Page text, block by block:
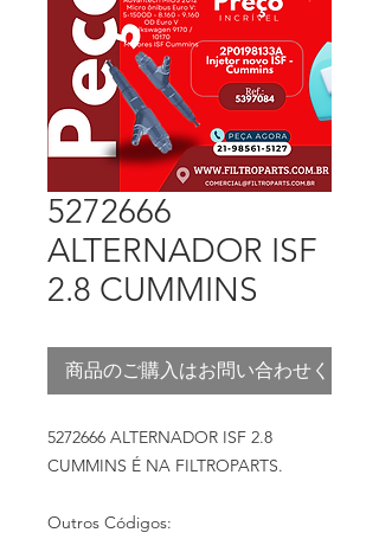
5272666
ALTERNADOR ISF
2.8 CUMMINS
商品のご購入はお問い合わせください
5272666 ALTERNADOR ISF 2.8
CUMMINS É NA FILTROPARTS.
Outros Códigos: